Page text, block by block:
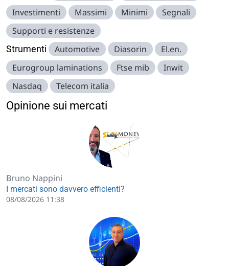
Investimenti
Massimi Minimi
Segnali
Supporti e resistenze
Strumenti Automotive Diasorin
El.en.
Eurogroup laminations
Ftse mib
Inwit
Nasdaq
Telecom italia
Opinione sui mercati
Bruno Nappini
I mercati sono davvero efficienti?
08/08/2026 11:38